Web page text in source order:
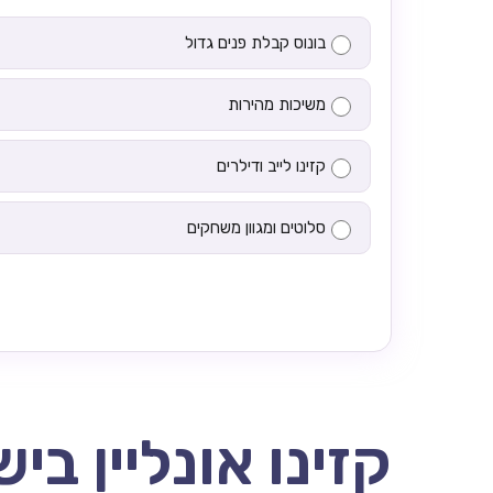
בונוס קבלת פנים גדול
משיכות מהירות
קזינו לייב ודילרים
סלוטים ומגוון משחקים
קזינו אונליין